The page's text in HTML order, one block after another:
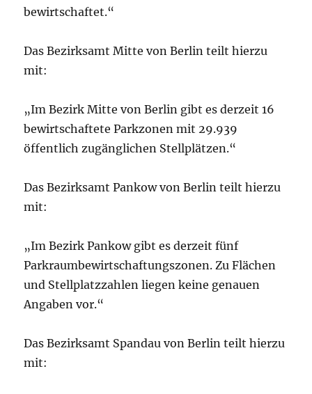
bewirtschaftet.“
Das Bezirksamt Mitte von Berlin teilt hierzu
mit:
„Im Bezirk Mitte von Berlin gibt es derzeit 16
bewirtschaftete Parkzonen mit 29.939
öffentlich zugänglichen Stellplätzen.“
Das Bezirksamt Pankow von Berlin teilt hierzu
mit:
„Im Bezirk Pankow gibt es derzeit fünf
Parkraumbewirtschaftungszonen. Zu Flächen
und Stellplatzzahlen liegen keine genauen
Angaben vor.“
Das Bezirksamt Spandau von Berlin teilt hierzu
mit: